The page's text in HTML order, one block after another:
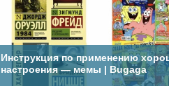
Инструкция по применению
настроения — мемы | Bugaga